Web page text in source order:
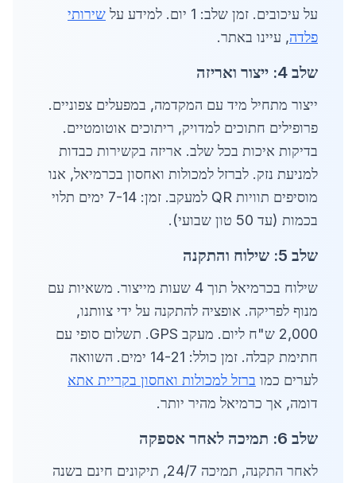
על עיכובים. זמן שלב: 1 יום. למידע על
שירותי
פלדה, עיינו באתר.
שלב 4: ייצור ואריזה
ייצור מתחיל מיד עם המקדמה, במפעלים צפוניים.
פרופילים חתוכים למדויק, ריתוכים אוטומטיים.
בדיקות איכות בכל שלב. אריזה בקשירות כבדות
למניעת נזק. לברזל למכולות ואחסון בכרמיאל, אנו
מוסיפים תוויות QR למעקב. זמן: 7-14 ימים תלוי
בכמות (עד 50 טון שבועי).
שלב 5: שילוח והתקנה
שילוח בכרמיאל תוך 4 שעות מייצור. משאיות עם
מנוף לפריקה. אופציה להתקנה על ידי צוותנו,
2,000 ש"ח ליום. מעקב GPS. תשלום סופי עם
חתימת קבלה. זמן כולל: 14-21 ימים. השוואה
לערים כמו ברזל למכולות ואחסון בקריית אתא
דומה, אך כרמיאל מהיר יותר.
שלב 6: תמיכה לאחר אספקה
לאחר התקנה, תמיכה 24/7, תיקונים חינם בשנה